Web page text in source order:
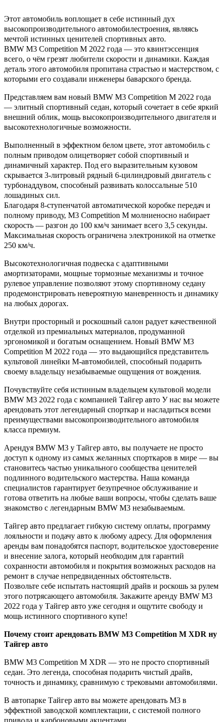
Этот автомобиль воплощает в себе истинный дух
высокопроизводительного автомобилестроения, являясь
мечтой истинных ценителей спортивных авто.
BMW M3 Competition M 2022 года — это квинтэссенция
всего, о чём грезят любители скорости и динамики. Каждая
деталь этого автомобиля пропитана страстью и мастерством, с
которыми его создавали инженеры баварского бренда.
Представляем вам новый BMW M3 Competition M 2022 года
— элитный спортивный седан, который сочетает в себе яркий
внешний облик, мощь высокопроизводительного двигателя и
высокотехнологичные возможности.
Выполненный в эффектном белом цвете, этот автомобиль с
полным приводом олицетворяет собой спортивный и
динамичный характер. Под его выразительным кузовом
скрывается 3-литровый рядный 6-цилиндровый двигатель с
турбонаддувом, способный развивать колоссальные 510
лошадиных сил.
Благодаря 8-ступенчатой автоматической коробке передач и
полному приводу, M3 Competition M молниеносно набирает
скорость — разгон до 100 км/ч занимает всего 3,5 секунды.
Максимальная скорость ограничена электроникой на отметке
250 км/ч.
Высокотехнологичная подвеска с адаптивными
амортизаторами, мощные тормозные механизмы и точное
рулевое управление позволяют этому спортивному седану
продемонстрировать невероятную маневренность и динамику
на любых дорогах.
Внутри просторный и роскошный салон радует качественной
отделкой из премиальных материалов, продуманной
эргономикой и богатым оснащением. Новый BMW M3
Competition M 2022 года — это выдающийся представитель
культовой линейки М-автомобилей, способный подарить
своему владельцу незабываемые ощущения от вождения.
Почувствуйте себя истинным владельцем культовой модели
BMW M3 2022 года с компанией Тайгер авто У нас вы можете
арендовать этот легендарный спорткар и насладиться всеми
преимуществами высокопроизводительного автомобиля
класса премиум.
Арендуя BMW M3 у Тайгер авто, вы получаете не просто
доступ к одному из самых желанных спорткаров в мире — вы
становитесь частью уникального сообщества ценителей
подлинного водительского мастерства. Наша команда
специалистов гарантирует безупречное обслуживание и
готова ответить на любые ваши вопросы, чтобы сделать ваше
знакомство с легендарным BMW M3 незабываемым.
Тайгер авто предлагает гибкую систему оплаты, программу
лояльности и подачу авто к любому адресу. Для оформления
аренды вам понадобятся паспорт, водительское удостоверение
и внесение залога, который необходим для гарантий
сохранности автомобиля и покрытия возможных расходов на
ремонт в случае непредвиденных обстоятельств.
Позвольте себе испытать настоящий драйв и роскошь за рулем
этого потрясающего автомобиля. Закажите аренду BMW M3
2022 года у Тайгер авто уже сегодня и ощутите свободу и
мощь истинного спортивного купе!
Почему стоит арендовать BMW M3 Competition M XDR ну
Тайгер авто
BMW M3 Competition M XDR — это не просто спортивный
седан. Это легенда, способная подарить чистый драйв,
точность и динамику, сравнимую с трековыми автомобилями.
В автопарке Тайгер авто вы можете арендовать M3 в
эффектной заводской комплектации, с системой полного